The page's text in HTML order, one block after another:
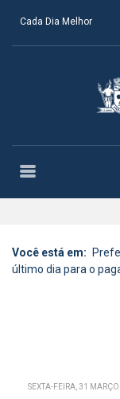
Cada Dia Melhor
Você está em:
último dia para o
SEXTA-FEIRA, 31